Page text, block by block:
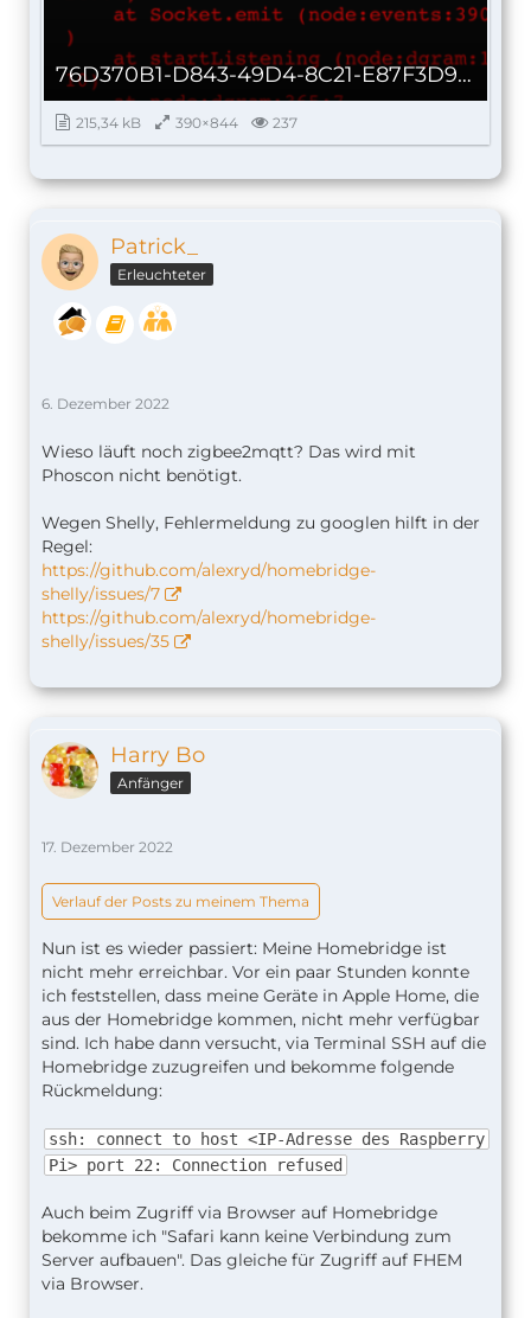
76D370B1-D843-49D4-8C21-E87F3D97B09A_autoscaled.png
215,34 kB 390×844 237
Patrick_
Erleuchteter
6. Dezember 2022
Wieso läuft noch zigbee2mqtt? Das wird mit
Phoscon nicht benötigt.
Wegen Shelly, Fehlermeldung zu googlen hilft in der
Regel:
https://github.com/alexryd/homebridge-
shelly/issues/7
https://github.com/alexryd/homebridge-
shelly/issues/35
Harry Bo
Anfänger
17. Dezember 2022
Verlauf der Posts zu meinem Thema
Nun ist es wieder passiert: Meine Homebridge ist
nicht mehr erreichbar. Vor ein paar Stunden konnte
ich feststellen, dass meine Geräte in Apple Home, die
aus der Homebridge kommen, nicht mehr verfügbar
sind. Ich habe dann versucht, via Terminal SSH auf die
Homebridge zuzugreifen und bekomme folgende
Rückmeldung:
ssh: connect to host <IP-Adresse des Raspberry
Pi> port 22: Connection refused
Auch beim Zugriff via Browser auf Homebridge
bekomme ich "Safari kann keine Verbindung zum
Server aufbauen". Das gleiche für Zugriff auf FHEM
via Browser.